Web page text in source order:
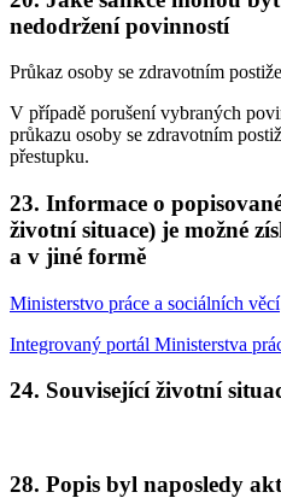
nedodržení povinností
Průkaz osoby se zdravotním
V případě porušení vybraných
průkazu osoby se zdravotním
přestupku.
23. Informace o
životní situace) je možné
a v jiné formě
Ministerstvo práce a sociálních věcí
Integrovaný portál Ministerstva
24. Související životní
28. Popis byl naposledy